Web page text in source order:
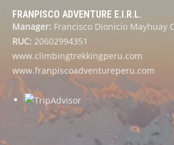
FRANPISCO ADVENTURE E.I.R.L.
Manager: Francisco Dionicio Mayhuay
RUC: 20602994351
www.climbingtrekkingperu.com
www.franpiscoadventureperu.com